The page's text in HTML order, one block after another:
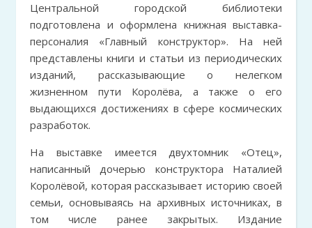
Центральной городской библиотеки
подготовлена и оформлена книжная выставка-
персоналия «Главный конструктор». На ней
представлены книги и статьи из периодических
изданий, рассказывающие о нелегком
жизненном пути Королёва, а также о его
выдающихся достижениях в сфере космических
разработок.
На выставке имеется двухтомник «Отец»,
написанный дочерью конструктора Наталией
Королёвой, которая рассказывает историю своей
семьи, основываясь на архивных источниках, в
том числе ранее закрытых. Издание